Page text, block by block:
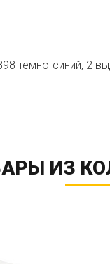
темно-синий, 2
ИЗ